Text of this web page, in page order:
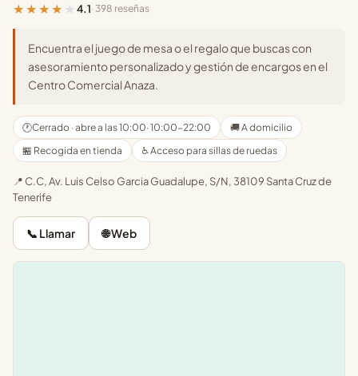
★★★★★ 4.1· 398 reseñas
Encuentra el juego de mesa o el regalo que buscas con
asesoramiento personalizado y gestión de encargos en el
Centro Comercial Anaza.
🕐Cerrado · abre a las 10:00· 10:00-22:00
🚚 A domicilio
🏪 Recogida en tienda
♿ Acceso para sillas de ruedas
📍 C.C, Av. Luis Celso Garcia Guadalupe, S/N, 38109 Santa Cruz de
Tenerife
📞 Llamar 🌐 Web